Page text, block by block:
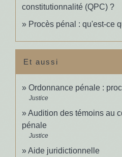
constitutionnalité (QPC) ?
Procès pénal : qu'est-ce
Et aussi
Ordonnance pénale :
Justice
Audition des témoins au
pénale
Justice
Aide juridictionnelle